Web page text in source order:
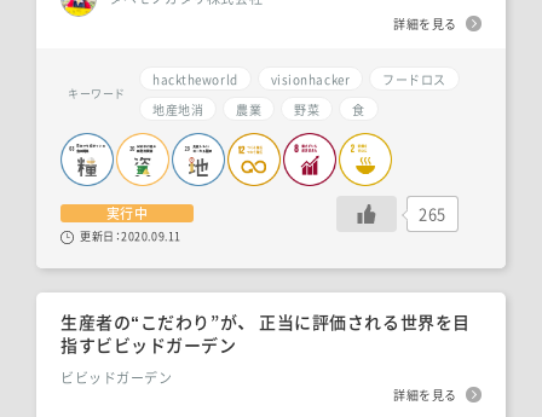
詳細を見る
キーワード
hacktheworld visionhacker
フードロス
地産地消
農業 野菜 食
実行中
更新日：2020.09.11
265
生産者の“こだわり”が、 正当に評価される世界を目
指すビビッドガーデン
ビビッドガーデン
詳細を見る